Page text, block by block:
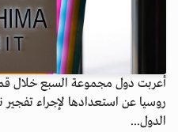
أعربت دول مجموعة السبع خلال
روسيا عن استعدادها لإجراء
الدول...